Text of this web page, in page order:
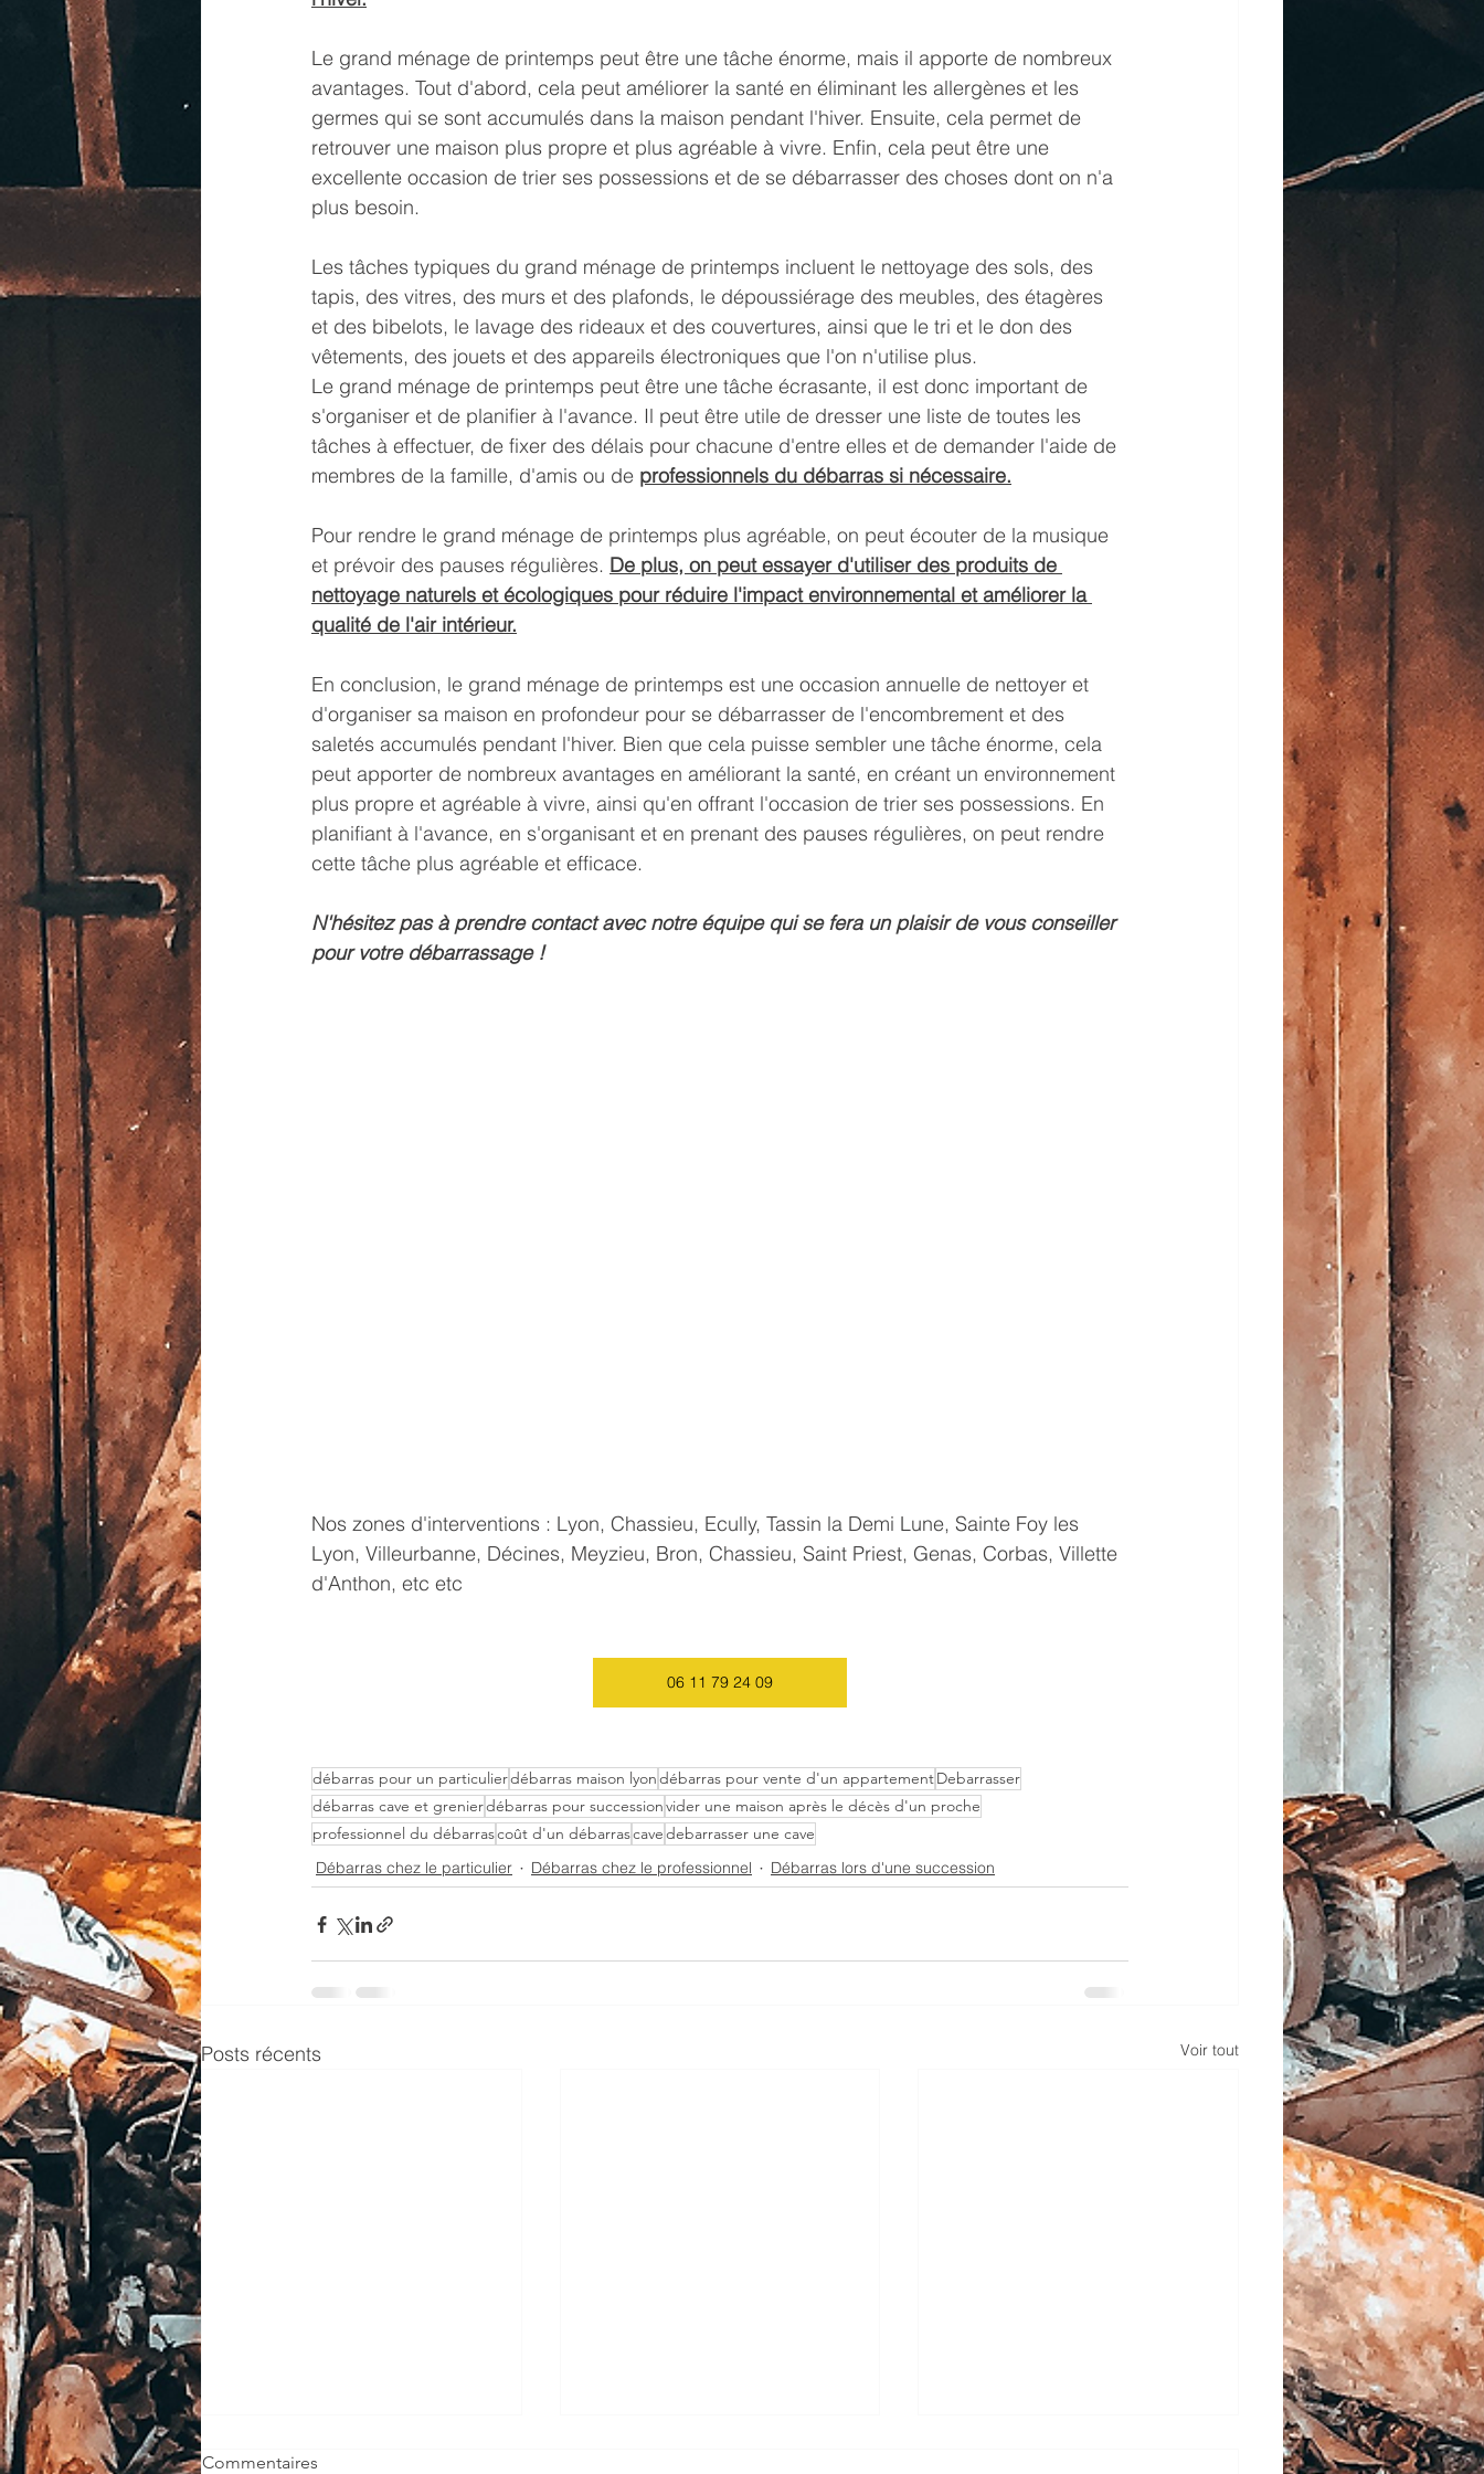
Le grand ménage de printemps peut être une tâche énorme, mais il apporte de nombreux
avantages. Tout d'abord, cela peut améliorer la santé en éliminant les allergènes et les
germes qui se sont accumulés dans la maison pendant l'hiver. Ensuite, cela permet de
retrouver une maison plus propre et plus agréable à vivre. Enfin, cela peut être une
excellente occasion de trier ses possessions et de se débarrasser des choses dont on n'a
plus besoin.
Les tâches typiques du grand ménage de printemps incluent le nettoyage des sols, des
tapis, des vitres, des murs et des plafonds, le dépoussiérage des meubles, des étagères
et des bibelots, le lavage des rideaux et des couvertures, ainsi que le tri et le don des
vêtements, des jouets et des appareils électroniques que l'on n'utilise plus.
Le grand ménage de printemps peut être une tâche écrasante, il est donc important de
s'organiser et de planifier à l'avance. Il peut être utile de dresser une liste de toutes les
tâches à effectuer, de fixer des délais pour chacune d'entre elles et de demander l'aide de
membres de la famille, d'amis ou de professionnels du débarras si nécessaire.
Pour rendre le grand ménage de printemps plus agréable, on peut écouter de la musique
et prévoir des pauses régulières. De plus, on peut essayer d'utiliser des produits de
nettoyage naturels et écologiques pour réduire l'impact environnemental et améliorer la
qualité de l'air intérieur.
En conclusion, le grand ménage de printemps est une occasion annuelle de nettoyer et
d'organiser sa maison en profondeur pour se débarrasser de l'encombrement et des
saletés accumulés pendant l'hiver. Bien que cela puisse sembler une tâche énorme, cela
peut apporter de nombreux avantages en améliorant la santé, en créant un environnement
plus propre et agréable à vivre, ainsi qu'en offrant l'occasion de trier ses possessions. En
planifiant à l'avance, en s'organisant et en prenant des pauses régulières, on peut rendre
cette tâche plus agréable et efficace.
N'hésitez pas à prendre contact avec notre équipe qui se fera un plaisir de vous conseiller
pour votre débarrassage !
Nos zones d'interventions : Lyon, Chassieu, Ecully, Tassin la Demi Lune, Sainte Foy les
Lyon, Villeurbanne, Décines, Meyzieu, Bron, Chassieu, Saint Priest, Genas, Corbas, Villette
d'Anthon, etc etc
06 11 79 24 09
débarras pour un particulierdébarras maison lyondébarras pour vente d'un appartementDebarrasser
débarras cave et grenierdébarras pour successionvider une maison après le décès d'un proche
professionnel du débarrascoût d'un débarrascavedebarrasser une cave
Débarras chez le particulier
Débarras chez le professionnel Débarras lors d'une succession
Posts récents Voir tout
Commentaires